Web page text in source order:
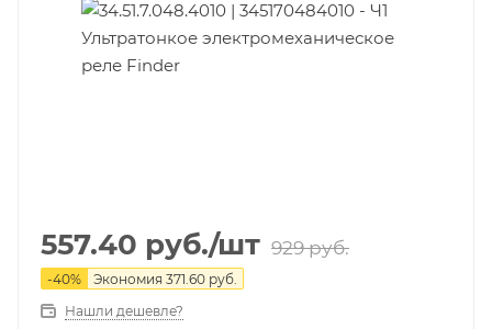
557.40 руб./шт 929руб.
-40% Экономия 371.60 руб.
Нашли дешевле?